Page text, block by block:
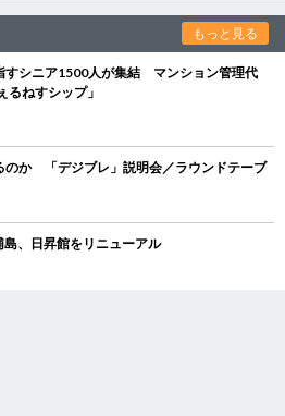
もっと見る
すシニア1500人が集結 マンション管理代
るねすシップ」
のか 「デジブレ」説明会／ラウンドテーブ
、日昇館をリニューアル